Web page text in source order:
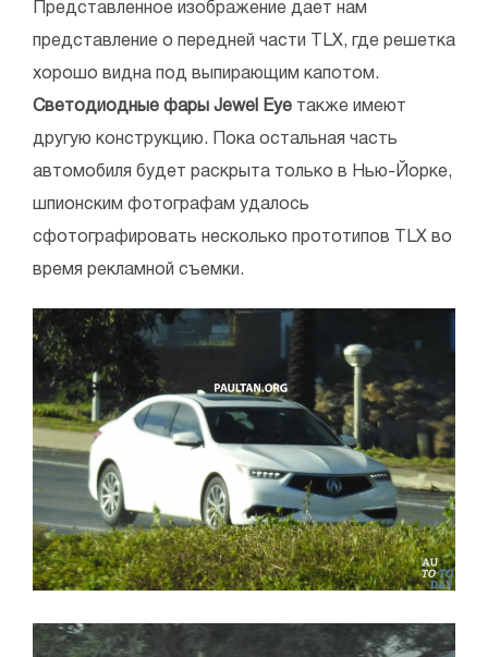
Представленное изображение дает нам
представление о передней части TLX, где решетка
хорошо видна под выпирающим капотом.
Светодиодные фары Jewel Eye также имеют
другую конструкцию. Пока остальная часть
автомобиля будет раскрыта только в Нью-Йорке,
шпионским фотографам удалось
сфотографировать несколько прототипов TLX во
время рекламной съемки.